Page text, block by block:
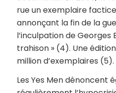
rue un exemplaire
annonçant la fin de la
l’inculpation de Georges
trahison » (4). Une
million d’exemplaires (5).
Les Yes Men dénoncent